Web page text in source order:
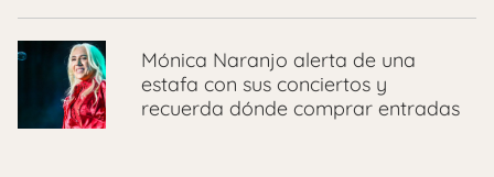
Mónica Naranjo alerta de una
estafa con sus conciertos y
recuerda dónde comprar entradas